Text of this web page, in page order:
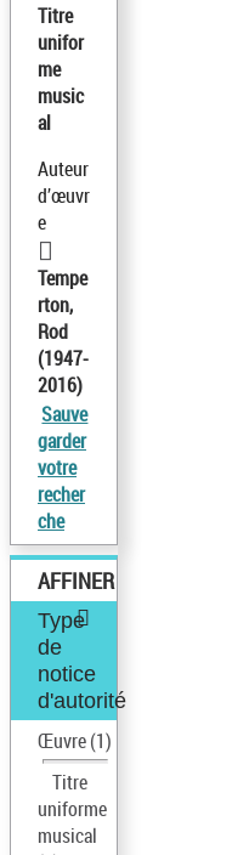
Titre
unifor
me
music
al
Auteur
d’œuvr
e
Tempe
rton,
Rod
(1947-
2016)
Sauve
garder
votre
recher
che
AFFINER
Type
de
notice
d'autorité
Œuvre(1)
Titre
uniforme
musical